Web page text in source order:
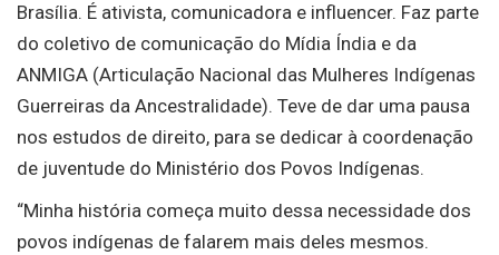
Brasília. É ativista, comunicadora e influencer. Faz parte
do coletivo de comunicação do Mídia Índia e da
ANMIGA (Articulação Nacional das Mulheres Indígenas
Guerreiras da Ancestralidade). Teve de dar uma pausa
nos estudos de direito, para se dedicar à coordenação
de juventude do Ministério dos Povos Indígenas.
“Minha história começa muito dessa necessidade dos
povos indígenas de falarem mais deles mesmos.